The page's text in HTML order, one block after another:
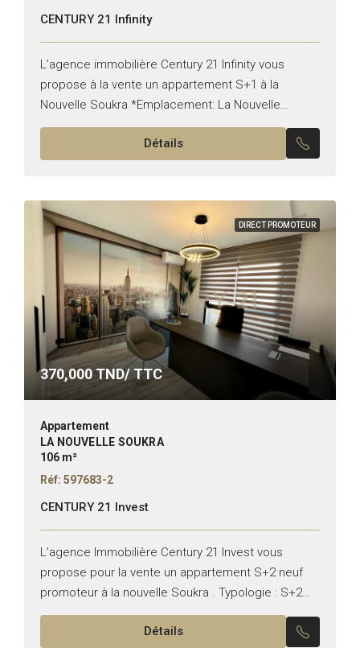
CENTURY 21 Infinity
L’agence immobilière Century 21 Infinity vous
propose à la vente un appartement S+1 à la
Nouvelle Soukra *Emplacement: La Nouvelle
Soukra *Typologie: S+1 *État: Meublé Il est
composé de: -Un salon avec...
Détails
DIRECT PROMOTEUR
370,000TND/ TTC
Appartement
LA NOUVELLE SOUKRA
106 m²
Réf: 597683-2
CENTURY 21 Invest
L’agence Immobilière Century 21 Invest vous
propose pour la vente un appartement S+2 neuf
promoteur à la nouvelle Soukra . Typologie : S+2
Superficie : 106 m² Il se compose de :...
Détails